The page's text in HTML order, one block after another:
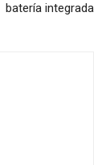
batería integrada